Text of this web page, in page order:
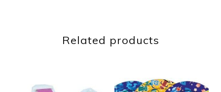
Related products